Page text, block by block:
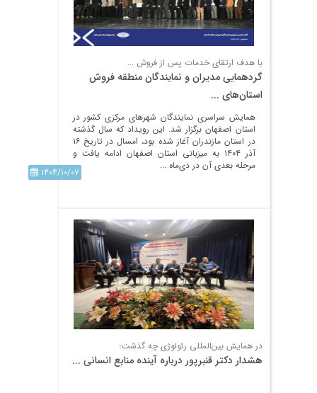
۱۴۰۴/۱۰/۰۷
با هدف ارتقای خدمات پس از فروش ...
گردهمایی مدیران و نمایندگان منطقه فروش
استان‌های ...
همایش سراسری نمایندگان شهرهای مرکزی کشور در
استان اصفهان برگزار شد. این رویداد که سال گذشته
در استان مازندران آغاز شده بود، امسال در تاریخ ۱۶
آذر ۱۴۰۴ به میزبانی استان اصفهان ادامه یافت و
مرحله بعدی آن در دی‌ماه ...
در همایش بین‌‌‌المللی رئولوژی چه گذشت؛
هشدار دکتر قنبرپور درباره آینده منابع انسانی ...